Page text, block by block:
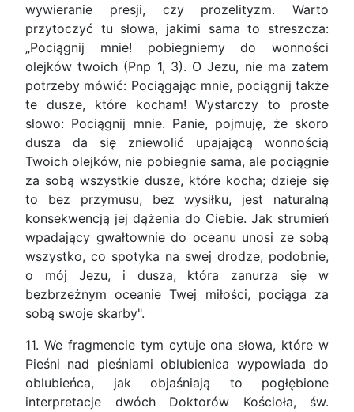
wywieranie presji, czy prozelityzm. Warto
przytoczyć tu słowa, jakimi sama to streszcza:
„Pociągnij mnie! pobiegniemy do wonności
olejków twoich (Pnp 1, 3). O Jezu, nie ma zatem
potrzeby mówić: Pociągając mnie, pociągnij także
te dusze, które kocham! Wystarczy to proste
słowo: Pociągnij mnie. Panie, pojmuję, że skoro
dusza da się zniewolić upajającą wonnością
Twoich olejków, nie pobiegnie sama, ale pociągnie
za sobą wszystkie dusze, które kocha; dzieje się
to bez przymusu, bez wysiłku, jest naturalną
konsekwencją jej dążenia do Ciebie. Jak strumień
wpadający gwałtownie do oceanu unosi ze sobą
wszystko, co spotyka na swej drodze, podobnie,
o mój Jezu, i dusza, która zanurza się w
bezbrzeżnym oceanie Twej miłości, pociąga za
sobą swoje skarby".
11. We fragmencie tym cytuje ona słowa, które w
Pieśni nad pieśniami oblubienica wypowiada do
oblubieńca, jak objaśniają to pogłębione
interpretacje dwóch Doktorów Kościoła, św.